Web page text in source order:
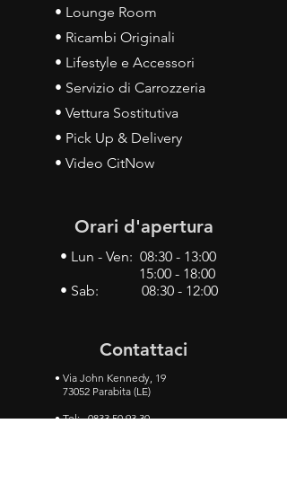
• Lounge Room
• Ricambi Originali
• Lifestyle e Accessori
• Servizio di Carrozzeria
• Vettura Sostitutiva
• Pick Up & Delivery
• Video CitNow
Orari d'apertura
• Lun - Ven: 08:30 - 13:00
15:00 - 18:00
• Sab: 08:30 - 12:00
Contattaci
• Via John Kennedy, 19
73052 Parabita (LE)
• Tel:0833 50 93 30